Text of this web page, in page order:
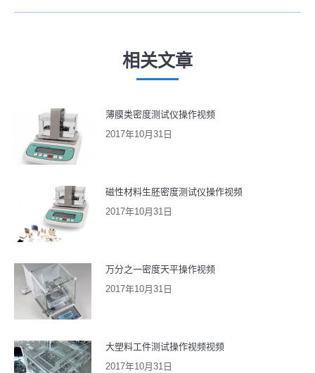
来
文
章：
相关文章
薄膜类密度测试仪操作视频
2017年10月31日
磁性材料生胚密度测试仪操作视频
2017年10月31日
万分之一密度天平操作视频
2017年10月31日
大塑料工件测试操作视频视频
2017年10月31日